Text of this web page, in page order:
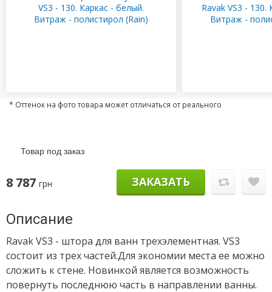
* Оттенок на фото товара может отличаться от реального
Товар под заказ
8 787 грн ЗАКАЗАТЬ
Описание
Ravak VS3 - штора для ванн трехэлементная. VS3
состоит из трех частей.Для экономии места ее можно
сложить к стене. Новинкой является возможность
повернуть последнюю часть в направлении ванны.